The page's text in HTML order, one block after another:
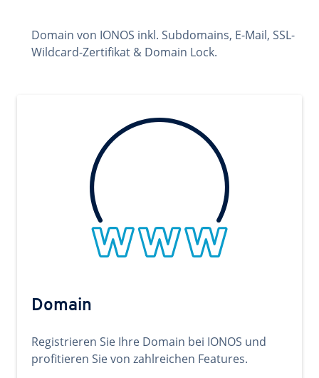
Domain von IONOS inkl. Subdomains, E-Mail, SSL-
Wildcard-Zertifikat & Domain Lock.
Domain
Registrieren Sie Ihre Domain bei IONOS und
profitieren Sie von zahlreichen Features.